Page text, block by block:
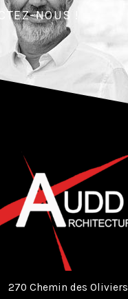
NOUS !
270 Chemin des Oliviers